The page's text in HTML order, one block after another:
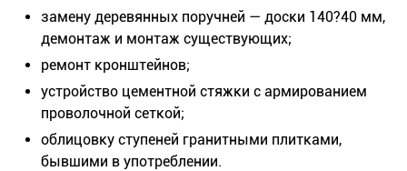
замену деревянных поручней — доски 140?40 мм,
демонтаж и монтаж существующих;
ремонт кронштейнов;
устройство цементной стяжки с армированием
проволочной сеткой;
облицовку ступеней гранитными плитками,
бывшими в употреблении.